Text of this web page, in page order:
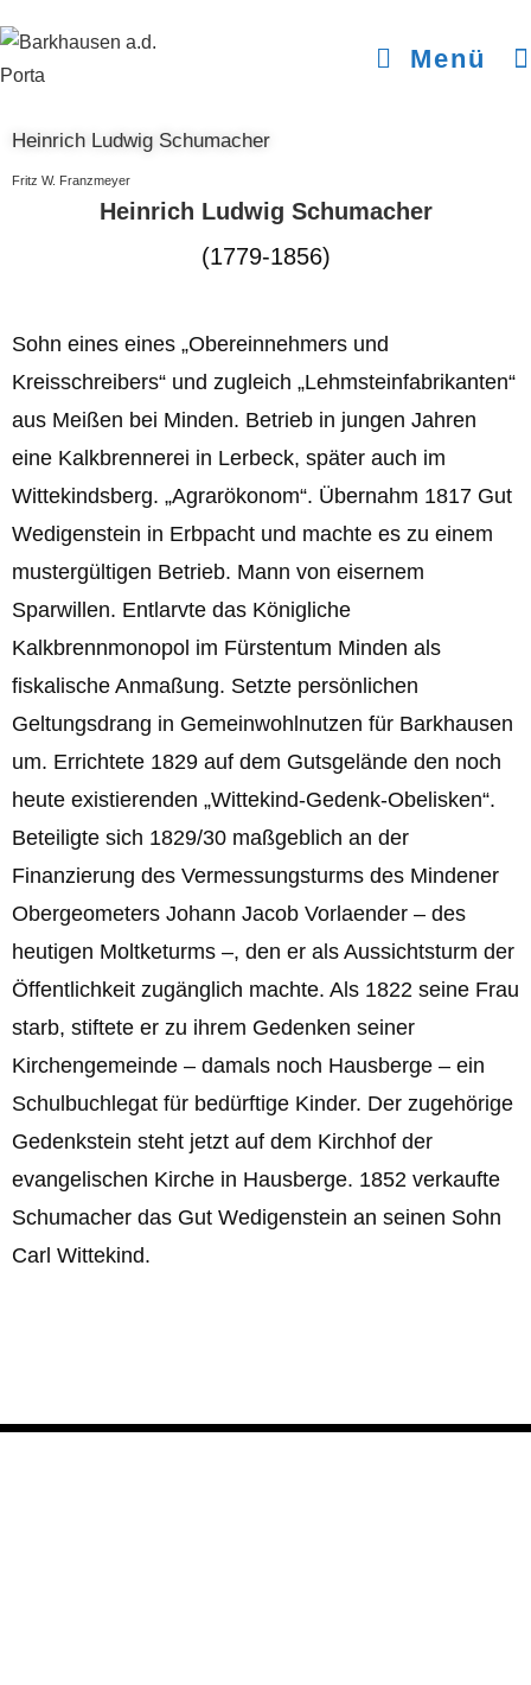
Menü
Heinrich Ludwig Schumacher
Fritz W. Franzmeyer
Heinrich Ludwig Schumacher
(1779-1856)
Sohn eines eines „Obereinnehmers und
Kreisschreibers“ und zugleich „Lehmsteinfabrikanten“
aus Meißen bei Minden. Betrieb in jungen Jahren
eine Kalkbrennerei in Lerbeck, später auch im
Wittekindsberg. „Agrarökonom“. Übernahm 1817 Gut
Wedigenstein in Erbpacht und machte es zu einem
mustergültigen Betrieb. Mann von eisernem
Sparwillen. Entlarvte das Königliche
Kalkbrennmonopol im Fürstentum Minden als
fiskalische Anmaßung. Setzte persönlichen
Geltungsdrang in Gemeinwohlnutzen für Barkhausen
um. Errichtete 1829 auf dem Gutsgelände den noch
heute existierenden „Wittekind-Gedenk-Obelisken“.
Beteiligte sich 1829/30 maßgeblich an der
Finanzierung des Vermessungsturms des Mindener
Obergeometers Johann Jacob Vorlaender – des
heutigen Moltketurms –, den er als Aussichtsturm der
Öffentlichkeit zugänglich machte. Als 1822 seine Frau
starb, stiftete er zu ihrem Gedenken seiner
Kirchengemeinde – damals noch Hausberge – ein
Schulbuchlegat für bedürftige Kinder. Der zugehörige
Gedenkstein steht jetzt auf dem Kirchhof der
evangelischen Kirche in Hausberge. 1852 verkaufte
Schumacher das Gut Wedigenstein an seinen Sohn
Carl Wittekind.